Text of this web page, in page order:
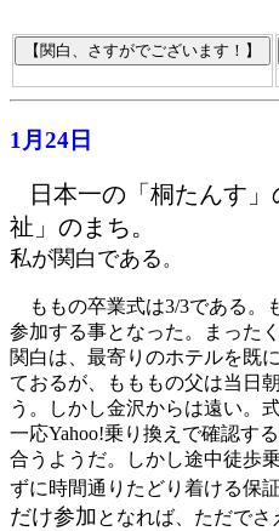
1月24日
日本一の「桐たんす
祉」のまち。
私が関白である。
ももの卒業式は3/3である。
参加する事となった。まった
関白は、最寄りのホテルを既
ておるが、もももの父は当日
う。しかし金沢からは遠い。
一応Yahoo!乗り換えで確認す
合うようだ。しかし途中徒歩
ずに時間通りたどり着ける保証
だけ参加となれば、ただで